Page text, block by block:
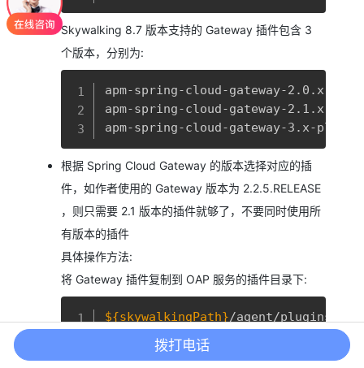
Skywalking 8.7 版本支持的 Gateway 插件包含 3
个版本，分别为:
apm-spring-cloud-gateway-2.0.x-
apm-spring-cloud-gateway-2.1.x-
apm-spring-cloud-gateway-3.x-
复制
根据 Spring Cloud Gateway 的版本选择对应的插
件，如作者使用的 Gateway 版本为 2.2.5.RELEASE
，则只需要 2.1 版本的插件就够了，不要同时使用所
有版本的插件
具体操作方法:
将 Gateway 插件复制到 OAP 服务的插件目录下:
${skywalkingPath}/agent/plugins
复制
拨打电话